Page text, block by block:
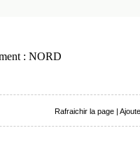
: NORD
Rafraichir la page |